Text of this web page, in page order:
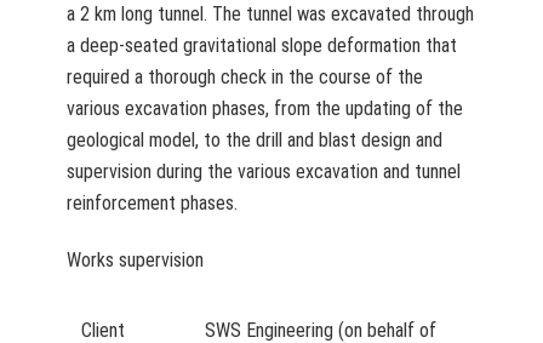
a 2 km long tunnel. The tunnel was excavated through
a deep-seated gravitational slope deformation that
required a thorough check in the course of the
various excavation phases, from the updating of the
geological model, to the drill and blast design and
supervision during the various excavation and tunnel
reinforcement phases.
Works supervision
Client
SWS Engineering (on behalf of